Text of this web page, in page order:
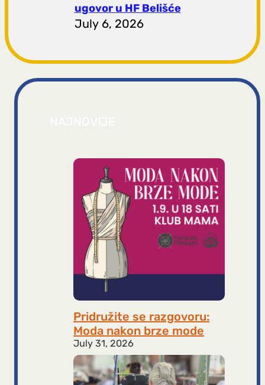
ugovor u HF Belišće
July 6, 2026
Pridružite se razgovoru:
Moda nakon brze mode
July 31, 2026